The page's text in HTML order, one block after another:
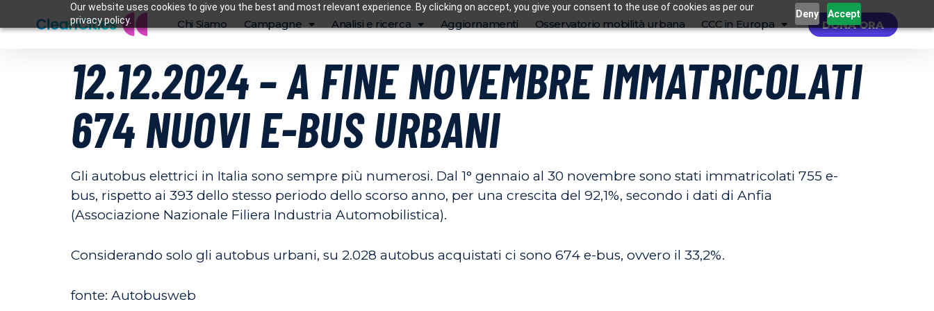
Our website uses cookies to give you the best and most relevant experience. By clicking on accept, you give your consent to the use of cookies as per our
privacy policy.
Deny Accept
Chi Siamo Campagne Analisi e ricerca Aggiornamenti Osservatorio mobilità urbana CCC in Europa DONA ORA
12.12.2024 – A FINE NOVEMBRE IMMATRICOLATI
674 NUOVI E-BUS URBANI
Gli autobus elettrici in Italia sono sempre più numerosi. Dal 1° gennaio al 30 novembre sono stati immatricolati 755 e-
bus, rispetto ai 393 dello stesso periodo dello scorso anno, per una crescita del 92,1%, secondo i dati di Anfia
(Associazione Nazionale Filiera Industria Automobilistica).
Considerando solo gli autobus urbani, su 2.028 autobus acquistati ci sono 674 e-bus, ovvero il 33,2%.
fonte: Autobusweb